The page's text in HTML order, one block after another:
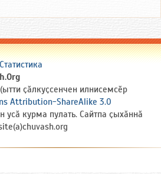
Статистика
ҫӑлкуҫсенчен илнисемсӗр
Attribution-ShareAlike 3.0
усӑ курма пулать. Сайтпа ҫыхӑннӑ